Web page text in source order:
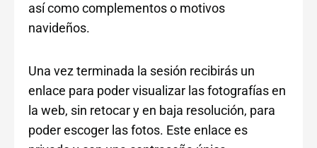
así como complementos o motivos
navideños.
Una vez terminada la sesión recibirás un
enlace para poder visualizar las fotografías en
la web, sin retocar y en baja resolución, para
poder escoger las fotos. Este enlace es